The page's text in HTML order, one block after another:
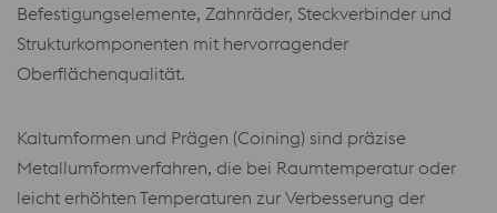
Befestigungselemente, Zahnräder, Steckverbinder und
Strukturkomponenten mit hervorragender
Oberflächenqualität.
Kaltumformen und Prägen (Coining) sind präzise
Metallumformverfahren, die bei Raumtemperatur oder
leicht erhöhten Temperaturen zur Verbesserung der